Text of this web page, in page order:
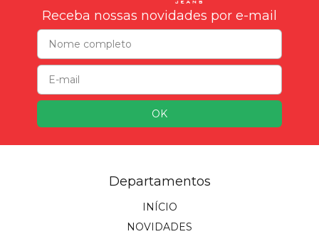
Receba nossas novidades por e-mail
Departamentos
INÍCIO
NOVIDADES